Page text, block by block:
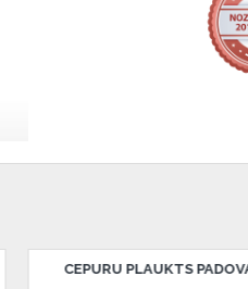
CREWE LAMPA